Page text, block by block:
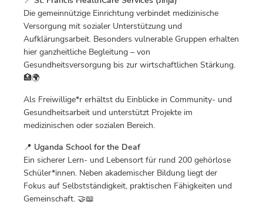
Die gemeinnützige Einrichtung verbindet medizinische
Versorgung mit sozialer Unterstützung und
Aufklärungsarbeit. Besonders vulnerable Gruppen erhalten
hier ganzheitliche Begleitung – von
Gesundheitsversorgung bis zur wirtschaftlichen Stärkung.
🏥🌍
Als Freiwillige*r erhältst du Einblicke in Community- und
Gesundheitsarbeit und unterstützt Projekte im
medizinischen oder sozialen Bereich.
📍 Uganda School for the Deaf
Ein sicherer Lern- und Lebensort für rund 200 gehörlose
Schüler*innen. Neben akademischer Bildung liegt der
Fokus auf Selbstständigkeit, praktischen Fähigkeiten und
Gemeinschaft. 🤝📖